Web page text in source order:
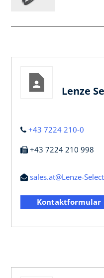
Lenze
+43 7224 210-0
+43 7224 210 998
sales.at@Lenze-
Kontaktformular